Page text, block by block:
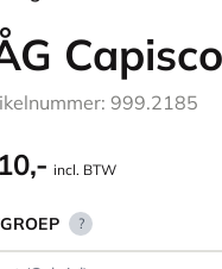
999.2185
incl. BTW
?